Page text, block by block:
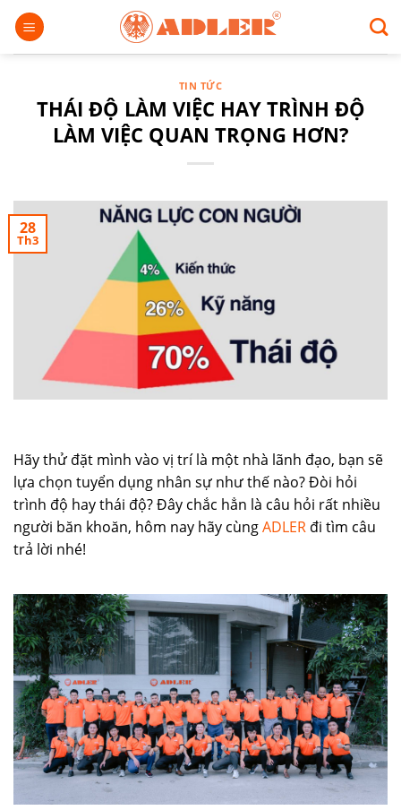
Chuyển
đến
nội
TIN TỨC
THÁI ĐỘ LÀM VIỆC HAY TRÌNH ĐỘ
LÀM VIỆC QUAN TRỌNG HƠN?
28
Th3
Hãy thử đặt mình vào vị trí là một nhà lãnh đạo, bạn sẽ
lựa chọn tuyển dụng nhân sự như thế nào? Đòi hỏi
trình độ hay thái độ? Đây chắc hẳn là câu hỏi rất nhiều
người băn khoăn, hôm nay hãy cùngADLER đi tìm câu
trả lời nhé!